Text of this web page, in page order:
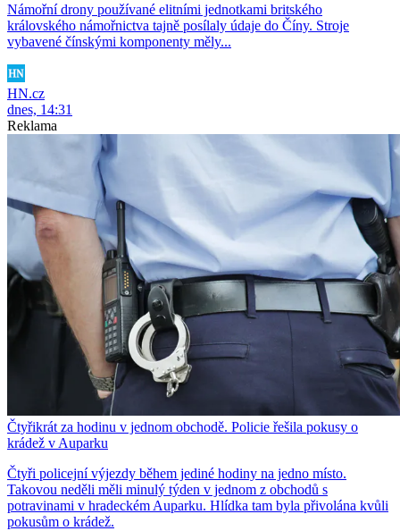
Námořní drony používané elitními jednotkami britského
královského námořnictva tajně posílaly údaje do Číny. Stroje
vybavené čínskými komponenty měly...
HN.cz
dnes, 14:31
Reklama
Čtyřikrát za hodinu v jednom obchodě. Policie řešila pokusy o
krádež v Auparku
Čtyři policejní výjezdy během jediné hodiny na jedno místo.
Takovou neděli měli minulý týden v jednom z obchodů s
potravinami v hradeckém Auparku. Hlídka tam byla přivolána kvůli
pokusům o krádež.